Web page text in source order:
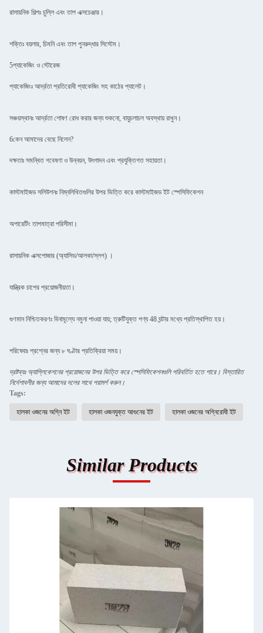
রাসায়নিক শিল্পঃ চুল্লি এবং তাপ এক্সচেঞ্জার।
শক্তিঃ বয়লার, চিমনি এবং তাপ পুনরুদ্ধার সিস্টেম।
5প্যাকেজিং ও স্টোরেজ
প্যাকেজিংঃ আর্দ্রতা প্রতিরোধী প্যাকেজিং সহ কাঠের প্যালেট।
সঞ্চয়স্থানঃ আর্দ্রতা শোষণ রোধ করার জন্য শুকনো, বায়ুচলাচল অবস্থায় রাখুন।
6কেন আমাদের বেছে নিলেন?
দক্ষতাঃ সমন্বিত গবেষণা ও উন্নয়ন, উৎপাদন এবং প্রযুক্তিগত সহায়তা।
কাস্টমাইজড সলিউশনঃ নিম্নলিখিতগুলির উপর ভিত্তি করে কাস্টমাইজড ইট স্পেসিফিকেশন
অপারেটিং তাপমাত্রা পরিসীমা।
রাসায়নিক এক্সপোজার (অ্যাসিড/আলকা/স্লগ) ।
যান্ত্রিক চাপের প্রয়োজনীয়তা।
গুণমান নিশ্চিতকরণঃ বিনামূল্যে নমুনা পাওয়া যায়; ত্রুটিযুক্ত পণ্য 48 ঘন্টার মধ্যে প্রতিস্থাপিত হয়।
পরিষেবাঃ প্রশ্নের জন্য ৮ ঘণ্টার প্রতিক্রিয়া সময়।
দ্রষ্টব্যঃ অ্যাপ্লিকেশনের প্রয়োজনের উপর ভিত্তি করে স্পেসিফিকেশনগুলি পরিবর্তিত হতে পারে। বিস্তারিত
নির্দেশাবলীর জন্য আমাদের দলের সাথে পরামর্শ করুন।
Tags:
হালকা ওজনের অগ্নি ইট হালকা ওজনযুক্ত আগুনের ইট হালকা ওজনের অগ্নিরোধী ইট
Similar Products